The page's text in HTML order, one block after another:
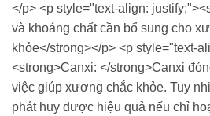
</p> <p style="text-align:
và khoáng chất cần bổ sung cho
khỏe</strong></p> <p style="text-
<strong>Canxi: </strong>Canxi
việc giúp xương chắc khỏe. Tuy
phát huy được hiệu quả nếu chỉ